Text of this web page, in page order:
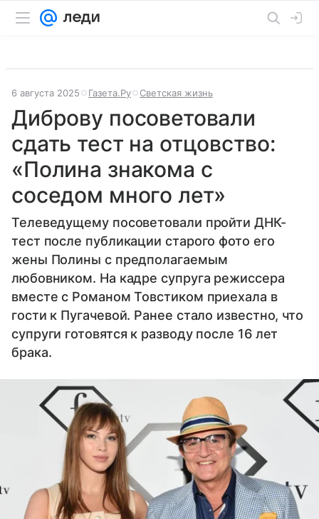
6 августа 2025 Газета.Ру Светская жизнь
Диброву посоветовали
сдать тест на отцовство:
«Полина знакома с
соседом много лет»
Телеведущему посоветовали пройти ДНК-
тест после публикации старого фото его
жены Полины с предполагаемым
любовником. На кадре супруга режиссера
вместе с Романом Товстиком приехала в
гости к Пугачевой. Ранее стало известно, что
супруги готовятся к разводу после 16 лет
брака.